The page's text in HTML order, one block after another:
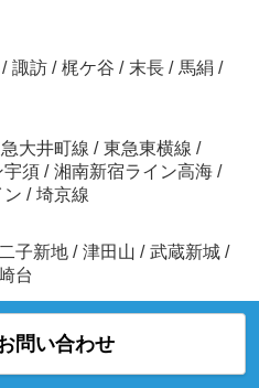
/ 諏訪 / 梶ケ谷 / 末長 / 馬絹 /
大井町線 / 東急東横線 /
宇須 / 湘南新宿ライン高海 /
ン / 埼京線
二子新地 / 津田山 / 武蔵新城 /
台
問い合わせ